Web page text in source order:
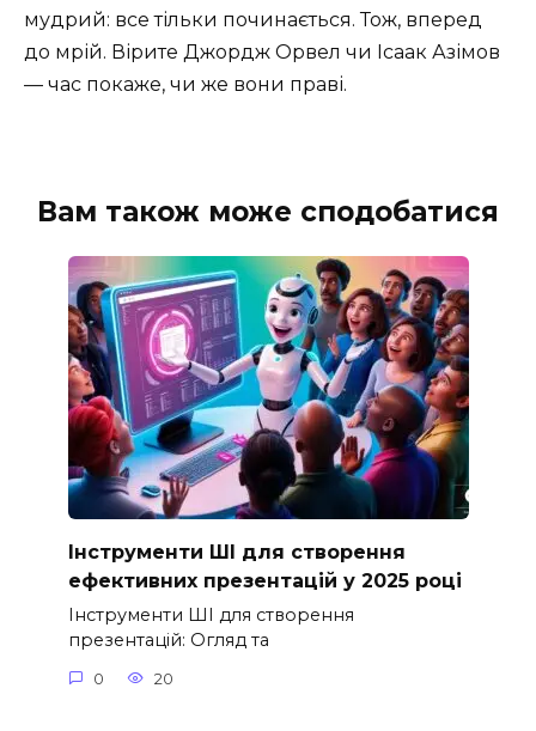
мудрий: все тільки починається. Тож, вперед
до мрій. Вірите Джордж Орвел чи Ісаак Азімов
— час покаже, чи же вони праві.
Вам також може сподобатися
Інструменти ШІ для створення
ефективних презентацій у 2025 році
Інструменти ШІ для створення
презентацій: Огляд та
0 20